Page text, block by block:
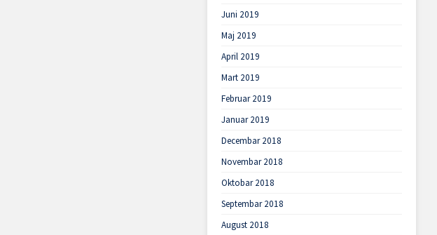
Juni 2019
Maj 2019
April 2019
Mart 2019
Februar 2019
Januar 2019
Decembar 2018
Novembar 2018
Oktobar 2018
Septembar 2018
August 2018